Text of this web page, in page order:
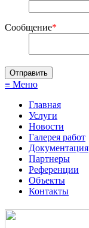
Сообщение*
≡ Меню
Главная
Услуги
Новости
Галерея работ
Документация
Партнеры
Референции
Объекты
Контакты